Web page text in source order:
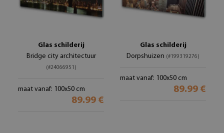
Glas schilderij
Bridge city architectuur
(#24066951)
maat vanaf: 100x50 cm
89.99 €
Glas schilderij
Dorpshuizen (#199319276)
maat vanaf: 100x50 cm
89.99 €